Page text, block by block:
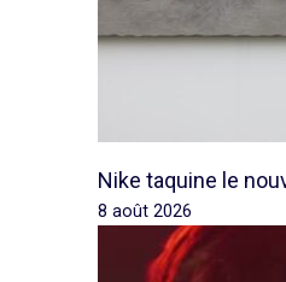
Nike taquine le
8 août 2026